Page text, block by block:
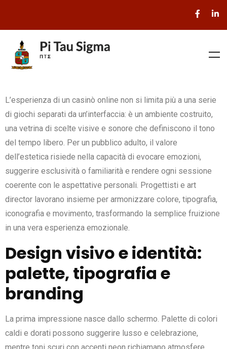
L’esperienza di un casinò online non si limita più a una serie
di giochi separati da un’interfaccia: è un ambiente costruito,
una vetrina di scelte visive e sonore che definiscono il tono
del tempo libero. Per un pubblico adulto, il valore
dell’estetica risiede nella capacità di evocare emozioni,
suggerire esclusività o familiarità e rendere ogni sessione
coerente con le aspettative personali. Progettisti e art
director lavorano insieme per armonizzare colore, tipografia,
iconografia e movimento, trasformando la semplice fruizione
in una vera esperienza emozionale.
Design visivo e identità:
palette, tipografia e
branding
La prima impressione nasce dallo schermo. Palette di colori
caldi e dorati possono suggerire lusso e celebrazione,